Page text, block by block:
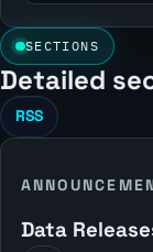
SECTIONS
Detailed
RSS
Data